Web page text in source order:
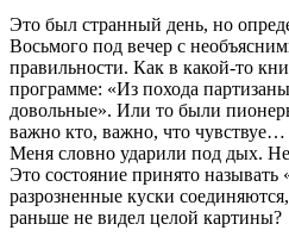
Это был странный день, но
Восьмого под вечер с
правильности. Как в какой-то
программе: «Из похода
довольные». Или то были
важно кто, важно, что чувствуе…
Меня словно ударили под дых.
Это состояние принято называть
разрозненные куски
раньше не видел целой картины?